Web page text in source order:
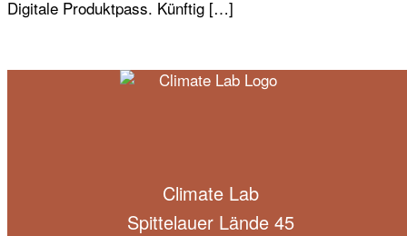
Digitale Produktpass. Künftig […]
Climate Lab
Spittelauer Lände 45